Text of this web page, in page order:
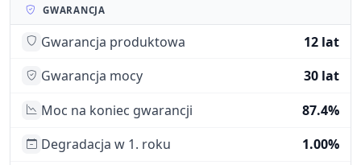
GWARANCJA
Gwarancja produktowa
12 lat
Gwarancja mocy
30 lat
Moc na koniec gwarancji
87.4%
Degradacja w 1. roku
1.00%